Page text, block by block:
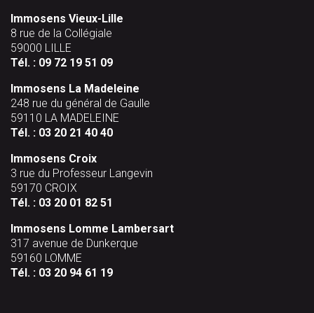
Immosens Vieux-Lille
8 rue de la Collégiale
59000 LILLE
Tél. : 09 72 19 51 09
Immosens La Madeleine
248 rue du général de Gaulle
59110 LA MADELEINE
Tél. : 03 20 21 40 40
Immosens Croix
3 rue du Professeur Langevin
59170 CROIX
Tél. : 03 20 01 82 51
Immosens Lomme Lambersart
317 avenue de Dunkerque
59160 LOMME
Tél. : 03 20 94 61 19